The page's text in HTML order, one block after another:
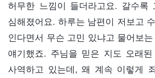
허무한 느낌이 들더라고요. 갈수록
심해졌어요. 하루는 남편이 저보고
인다면서 무슨 고민 있냐고 물어보
얘기했죠. 주님을 믿은 지도 오래된
사역하고 있는데, 왜 계속 이렇게